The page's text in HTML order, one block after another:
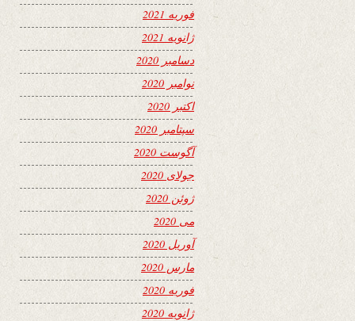
فوریه 2021
ژانویه 2021
دسامبر 2020
نوامبر 2020
اکتبر 2020
سپتامبر 2020
آگوست 2020
جولای 2020
ژوئن 2020
می 2020
آوریل 2020
مارس 2020
فوریه 2020
ژانویه 2020